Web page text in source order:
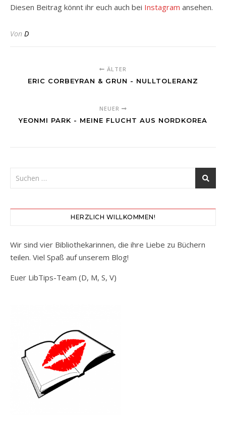
Diesen Beitrag könnt ihr euch auch bei Instagram ansehen.
Von D
ÄLTER
ERIC CORBEYRAN & GRUN - NULLTOLERANZ
NEUER
YEONMI PARK - MEINE FLUCHT AUS NORDKOREA
HERZLICH WILLKOMMEN!
Wir sind vier Bibliothekarinnen, die ihre Liebe zu Büchern
teilen. Viel Spaß auf unserem Blog!
Euer LibTips-Team (D, M, S, V)